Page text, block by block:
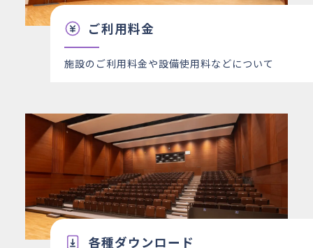
ご利用料金
施設のご利用料金や設備使用料などについて
各種ダウンロード